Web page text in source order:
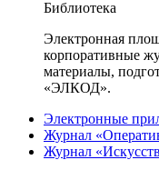
Библиотека
Электронная
корпоративные
материалы,
«ЭЛКОД».
Электронные
Журнал
Журнал